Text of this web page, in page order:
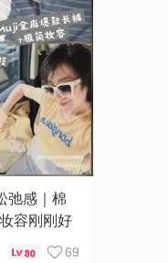
弛感｜棉
容刚刚好
30 69